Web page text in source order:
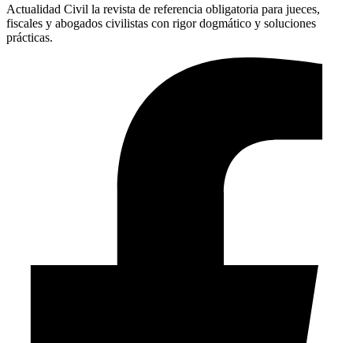
Actualidad Civil la revista de referencia obligatoria para jueces,
fiscales y abogados civilistas con rigor dogmático y soluciones
prácticas.